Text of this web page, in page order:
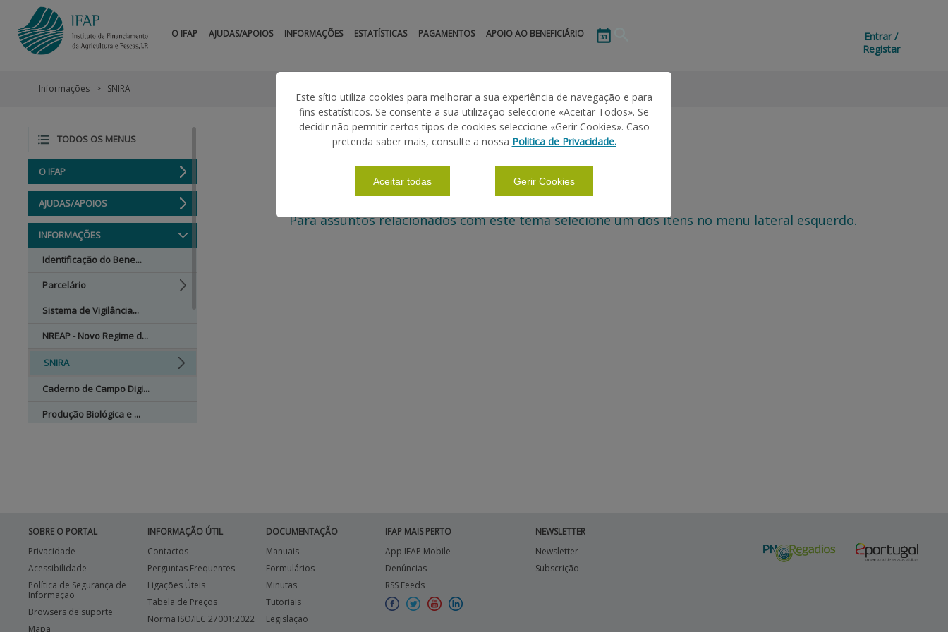
O IFAP AJUDAS/APOIOS INFORMAÇÕES ESTATÍSTICAS PAGAMENTOS APOIO AO BENEFICIÁRIO
Entrar /
Registar
TODOS OS MENUS
O IFAP
AJUDAS/APOIOS
INFORMAÇÕES
Identificação do Bene...
Parcelário
Sistema de Vigilância...
NREAP - Novo Regime d...
SNIRA
Caderno de Campo Digi...
Produção Biológica e ...
PAGAMENTOS
APOIO AO BENEFICIÁRIO
Informações SNIRA
Para assuntos relacionados com este tema selecione um dos itens no menu lateral esquerdo.
SOBRE O PORTAL
Privacidade
Acessibilidade
Política de Segurança de
Informação
Browsers de suporte
Mapa
INFORMAÇÃO ÚTIL
Contactos
Perguntas Frequentes
Ligações Úteis
Tabela de Preços
Norma ISO/IEC 27001:2022
DOCUMENTAÇÃO
Manuais
Formulários
Minutas
Tutoriais
Legislação
IFAP MAIS PERTO
App IFAP Mobile
Denúncias
RSS Feeds
NEWSLETTER
Newsletter
Subscrição
Este sítio utiliza cookies para melhorar a sua experiência de navegação e para
fins estatísticos. Se consente a sua utilização seleccione «Aceitar Todos». Se
decidir não permitir certos tipos de cookies seleccione «Gerir Cookies». Caso
pretenda saber mais, consulte a nossa Politica de Privacidade.
Aceitar todas Gerir Cookies